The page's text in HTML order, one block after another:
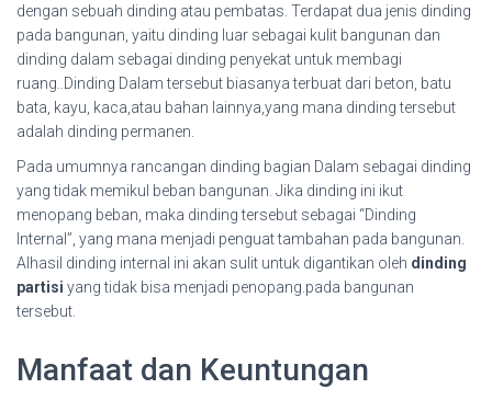
dengan sebuah dinding atau pembatas. Terdapat dua jenis dinding
pada bangunan, yaitu dinding luar sebagai kulit bangunan dan
dinding dalam sebagai dinding penyekat untuk membagi
ruang..Dinding Dalam tersebut biasanya terbuat dari beton, batu
bata, kayu, kaca,atau bahan lainnya,yang mana dinding tersebut
adalah dinding permanen.
Pada umumnya rancangan dinding bagian Dalam sebagai dinding
yang tidak memikul beban bangunan. Jika dinding ini ikut
menopang beban, maka dinding tersebut sebagai “Dinding
Internal”, yang mana menjadi penguat tambahan pada bangunan.
Alhasil dinding internal ini akan sulit untuk digantikan oleh dinding
partisi yang tidak bisa menjadi penopang.pada bangunan
tersebut.
Manfaat dan Keuntungan